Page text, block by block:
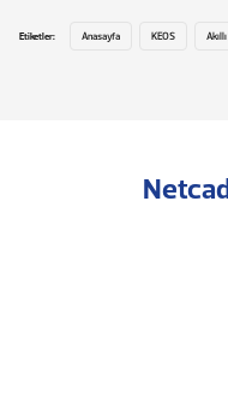
Etiketler: Anasayfa KEOS